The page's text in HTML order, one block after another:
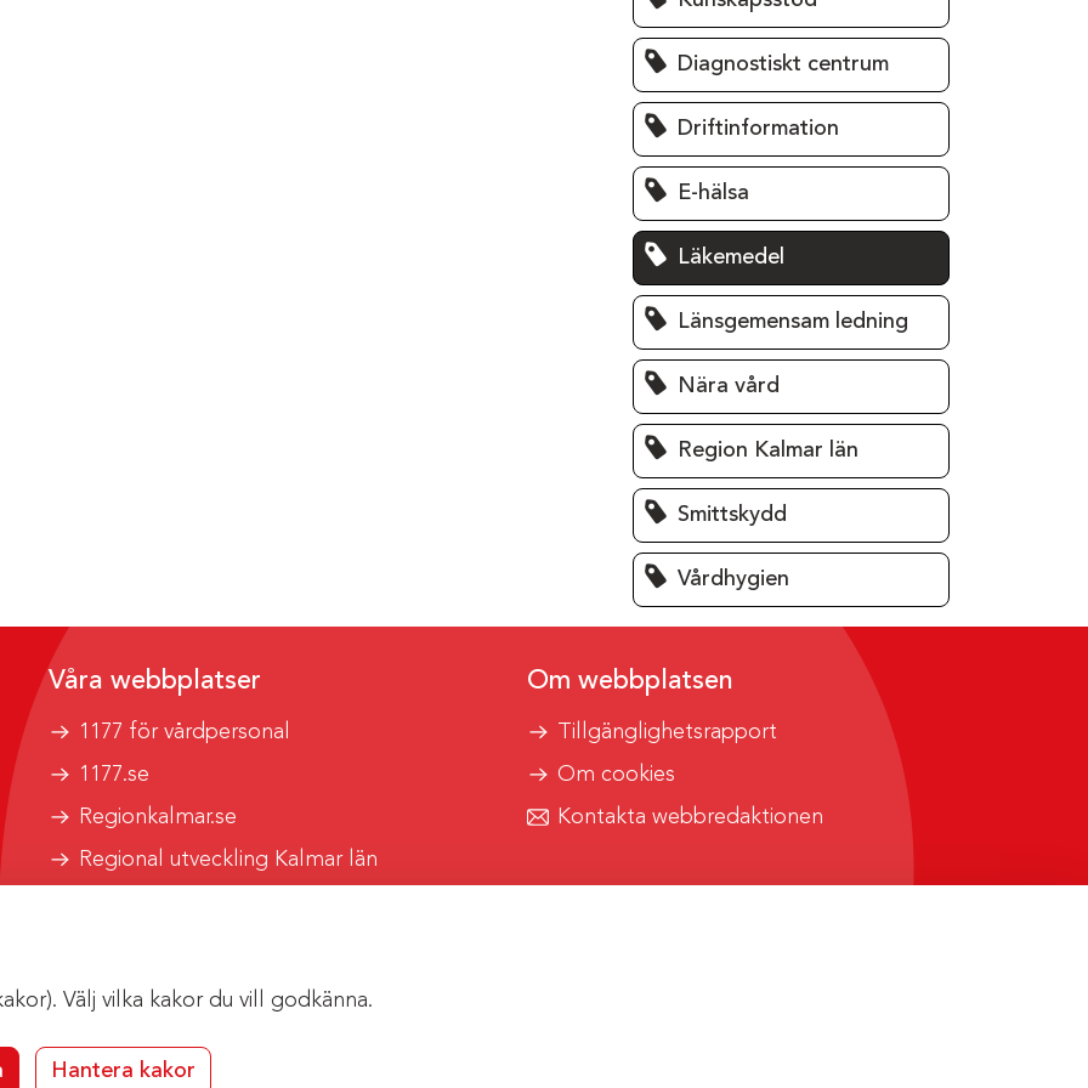
Välj vilka kakor du vill godkänna.
Hantera kakor
Diagnostiskt centrum
Driftinformation
E-hälsa
Läkemedel
Länsgemensam ledning
Nära vård
Region Kalmar län
Smittskydd
Vårdhygien
Våra webbplatser
1177 för vårdpersonal
1177.se
Regionkalmar.se
Regional utveckling Kalmar län
Om webbplatsen
Tillgänglighetsrapport
Om cookies
Kontakta webbredaktionen